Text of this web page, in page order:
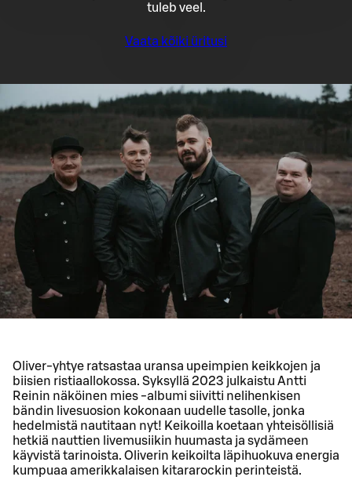
tuleb veel.
Vaata kõiki üritusi
Oliver-yhtye ratsastaa uransa upeimpien keikkojen ja
biisien ristiaallokossa. Syksyllä 2023 julkaistu Antti
Reinin näköinen mies -albumi siivitti nelihenkisen
bändin livesuosion kokonaan uudelle tasolle, jonka
hedelmistä nautitaan nyt! Keikoilla koetaan yhteisöllisiä
hetkiä nauttien livemusiikin huumasta ja sydämeen
käyvistä tarinoista. Oliverin keikoilta läpihuokuva energia
kumpuaa amerikkalaisen kitararockin perinteistä.